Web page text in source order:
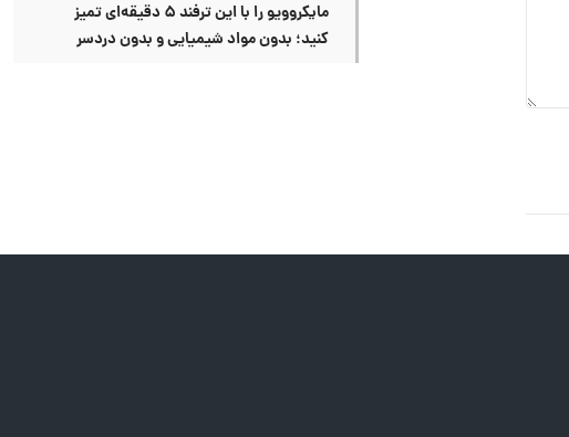
مایکروویو را با این ترفند ۵ دقیقه‌ای تمیز
کنید؛ بدون مواد شیمیایی و بدون دردسر